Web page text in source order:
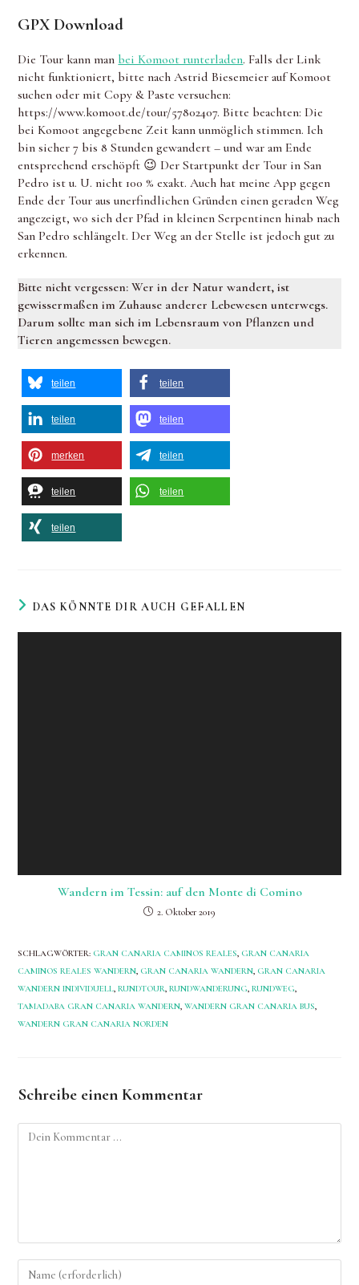
GPX Download
Die Tour kann man bei Komoot runterladen. Falls der Link
nicht funktioniert, bitte nach Astrid Biesemeier auf Komoot
suchen oder mit Copy & Paste versuchen:
https://www.komoot.de/tour/57802407. Bitte beachten: Die
bei Komoot angegebene Zeit kann unmöglich stimmen. Ich
bin sicher 7 bis 8 Stunden gewandert – und war am Ende
entsprechend erschöpft 😉 Der Startpunkt der Tour in San
Pedro ist u. U. nicht 100 % exakt. Auch hat meine App gegen
Ende der Tour aus unerfindlichen Gründen einen geraden Weg
angezeigt, wo sich der Pfad in kleinen Serpentinen hinab nach
San Pedro schlängelt. Der Weg an der Stelle ist jedoch gut zu
erkennen.
Bitte nicht vergessen: Wer in der Natur wandert, ist
gewissermaßen im Zuhause anderer Lebewesen unterwegs.
Darum sollte man sich im Lebensraum von Pflanzen und
Tieren angemessen bewegen.
teilen teilen
teilen teilen
merken teilen
teilen teilen
teilen
DAS KÖNNTE DIR AUCH GEFALLEN
Wandern im Tessin: auf den Monte di Comino
2. Oktober 2019
SCHLAGWÖRTER: GRAN CANARIA CAMINOS REALES, GRAN CANARIA
CAMINOS REALES WANDERN, GRAN CANARIA WANDERN, GRAN CANARIA
WANDERN INDIVIDUELL, RUNDTOUR, RUNDWANDERUNG, RUNDWEG,
TAMADABA GRAN CANARIA WANDERN, WANDERN GRAN CANARIA BUS,
WANDERN GRAN CANARIA NORDEN
Schreibe einen Kommentar
Kommentieren